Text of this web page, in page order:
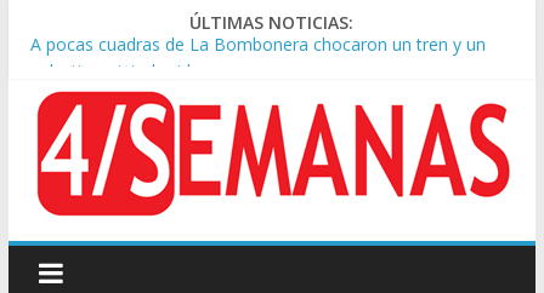
ÚLTIMAS NOTICIAS:
A pocas cuadras de La Bombonera chocaron un tren y un
colectivo: siete heridos
Día de San Cayetano: masiva marcha a Plaza de Mayo de
sindicatos y organizaciones sociales
Pesar por la muerte de Leandro Rud, histórico representante
y conductor de TV
Tras la aprobación de la ley de propiedad privada, Bullrich
Causa AFA: el juez Amarante calificó de “ficción judicial” el
traslado del expediente a Campana